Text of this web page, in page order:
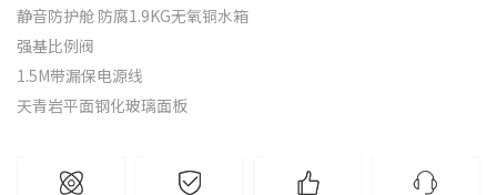
静音防护舱 防腐1.9KG无氧铜水箱
强基比例阀
1.5M带漏保电源线
天青岩平面钢化玻璃面板